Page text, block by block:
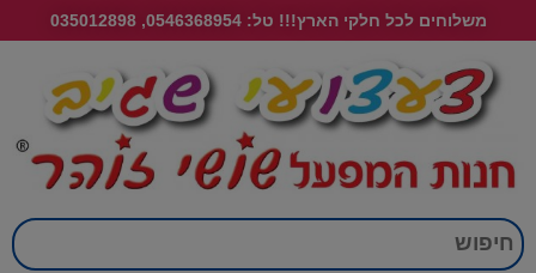
משלוחים לכל חלקי הארץ!!! טל: 0546368954, 035012898